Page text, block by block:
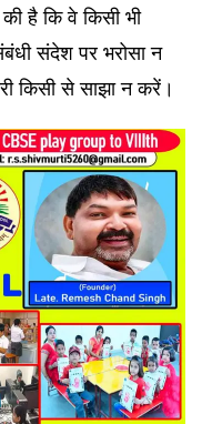
है कि वे किसी भी
संदेश पर भरोसा न
किसी से साझा न करें।